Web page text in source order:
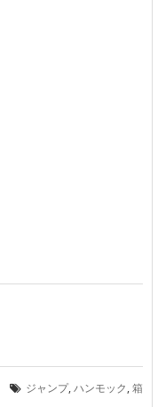
ジャンプ,ハンモック,箱